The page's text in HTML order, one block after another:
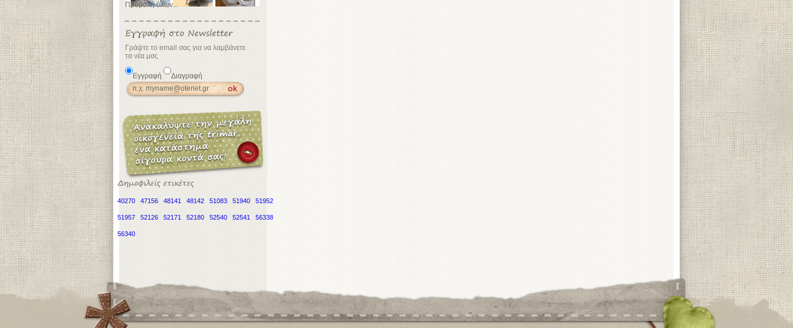
Προβολή όλων...
Γράψτε το email σας για να λαμβάνετε
τα νέα μας
Εγγραφή Διαγραφή
40270 47156 48141 48142 51083 51940 51952
51957 52126 52171 52180 52540 52541 56338
56340